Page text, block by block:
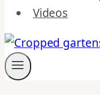
Videos